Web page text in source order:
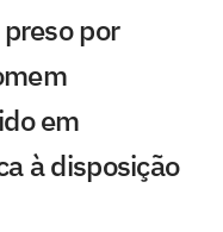
por
em
à disposição